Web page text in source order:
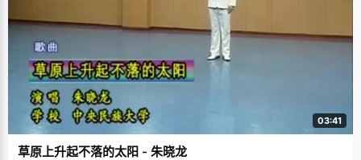
03:41
草原上升起不落的太阳 - 朱晓龙